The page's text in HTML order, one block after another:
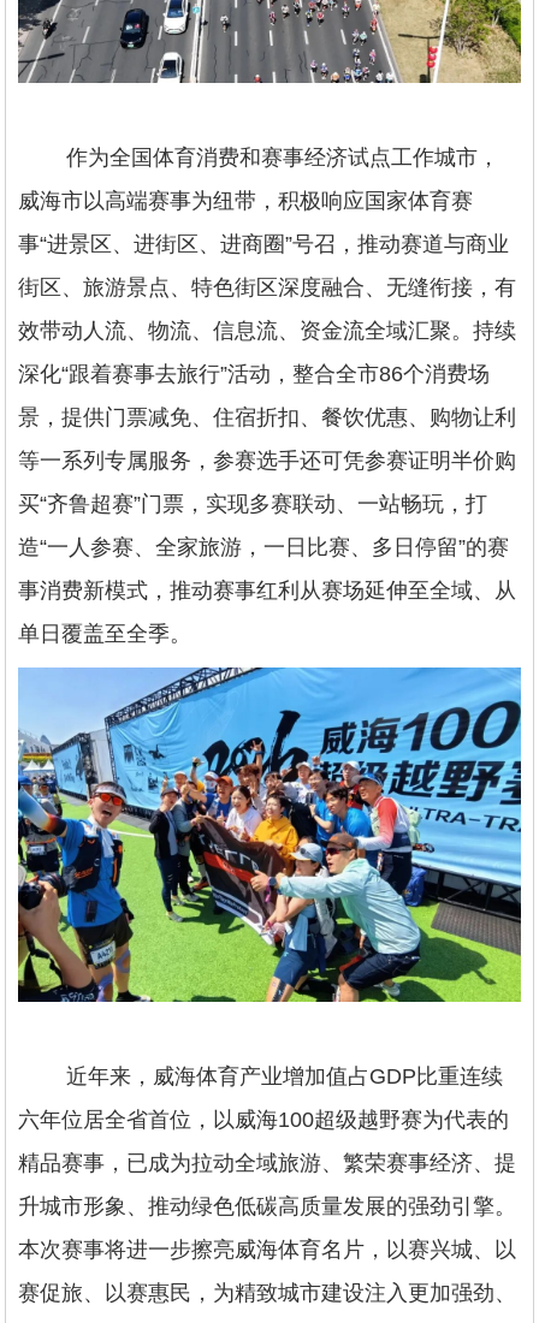
作为全国体育消费和赛事经济试点工作城市，
威海市以高端赛事为纽带，积极响应国家体育赛
事“进景区、进街区、进商圈”号召，推动赛道与商业
街区、旅游景点、特色街区深度融合、无缝衔接，有
效带动人流、物流、信息流、资金流全域汇聚。持续
深化“跟着赛事去旅行”活动，整合全市86个消费场
景，提供门票减免、住宿折扣、餐饮优惠、购物让利
等一系列专属服务，参赛选手还可凭参赛证明半价购
买“齐鲁超赛”门票，实现多赛联动、一站畅玩，打
造“一人参赛、全家旅游，一日比赛、多日停留”的赛
事消费新模式，推动赛事红利从赛场延伸至全域、从
单日覆盖至全季。
近年来，威海体育产业增加值占GDP比重连续
六年位居全省首位，以威海100超级越野赛为代表的
精品赛事，已成为拉动全域旅游、繁荣赛事经济、提
升城市形象、推动绿色低碳高质量发展的强劲引擎。
本次赛事将进一步擦亮威海体育名片，以赛兴城、以
赛促旅、以赛惠民，为精致城市建设注入更加强劲、